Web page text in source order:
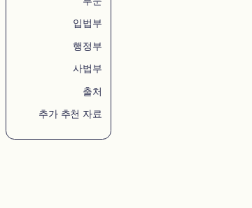
입법부
행정부
사법부
출처
추가 추천 자료